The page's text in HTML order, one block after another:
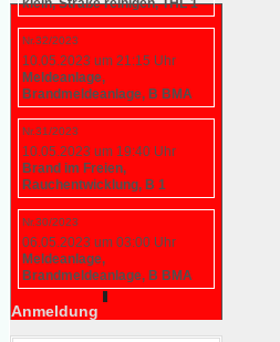
klein, Straße reinigen, THL 1
Nr.32/2023
10.05.2023 um 21:15 Uhr
Meldeanlage,
Brandmeldeanlage, B BMA
Nr.31/2023
10.05.2023 um 19:40 Uhr
Brand im Freien,
Rauchentwicklung, B 1
Nr.30/2023
06.05.2023 um 03:00 Uhr
Meldeanlage,
Brandmeldeanlage, B BMA
Anmeldung